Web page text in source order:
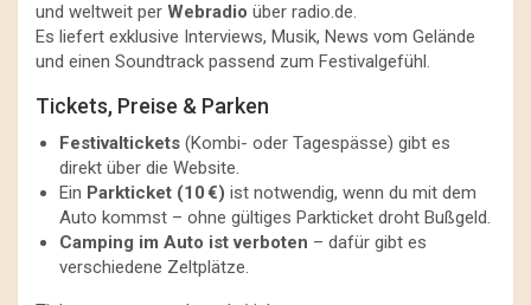
und weltweit per Webradio über radio.de.
Es liefert exklusive Interviews, Musik, News vom Gelände
und einen Soundtrack passend zum Festivalgefühl.
Tickets, Preise & Parken
Festivaltickets (Kombi- oder Tagespässe) gibt es
direkt über die Website.
Ein Parkticket (10 €) ist notwendig, wenn du mit dem
Auto kommst – ohne gültiges Parkticket droht Bußgeld.
Camping im Auto ist verboten – dafür gibt es
verschiedene Zeltplätze.